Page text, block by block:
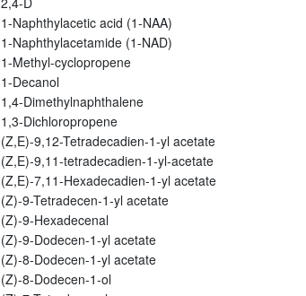
1-Naphthylacetic acid (1-NAA)
1-Naphthylacetamide (1-NAD)
1-Methyl-cyclopropene
1-Decanol
1,4-Dimethylnaphthalene
1,3-Dichloropropene
(Z,E)-9,12-Tetradecadien-1-yl acetate
(Z,E)-9,11-tetradecadien-1-yl-acetate
(Z,E)-7,11-Hexadecadien-1-yl acetate
(Z)-9-Tetradecen-1-yl acetate
(Z)-9-Hexadecenal
(Z)-9-Dodecen-1-yl acetate
(Z)-8-Dodecen-1-yl acetate
(Z)-8-Dodecen-1-ol